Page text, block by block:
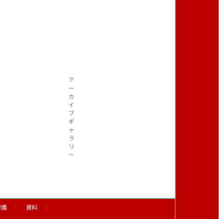
ア
ー
カ
イ
ブ
ギ
ャ
ラ
リ
ー
資料